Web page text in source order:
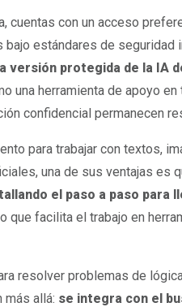
cuentas con un acceso
bajo estándares de seguridad
protegida de la IA
una herramienta de apoyo
confidencial permanecen
para trabajar con textos,
una de sus ventajas es
el paso a paso para
facilita el trabajo en
resolver problemas de
más allá: se integra con el